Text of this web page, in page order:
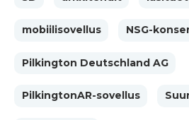
mobiilisovellus NSG-
Pilkington Deutschland AG
PilkingtonAR-sovellus